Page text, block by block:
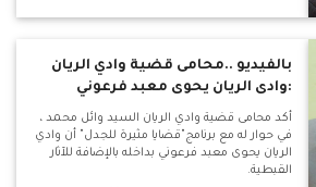
إنتخابي" فالجميع يتحدث ويوجه إنتخابيًا حتى أخر
بالفيديو ..محامى قضية وادي الريان
:وادى الريان يحوى معبد فرعوني
أكد محامى قضية وادي الريان السيد وائل محمد ،
في حوار له مع برنامج"قضايا مثيرة للجدل" أن وادي
الريان يحوى معبد فرعوني بداخله بالإضافة للآثار
القبطية.